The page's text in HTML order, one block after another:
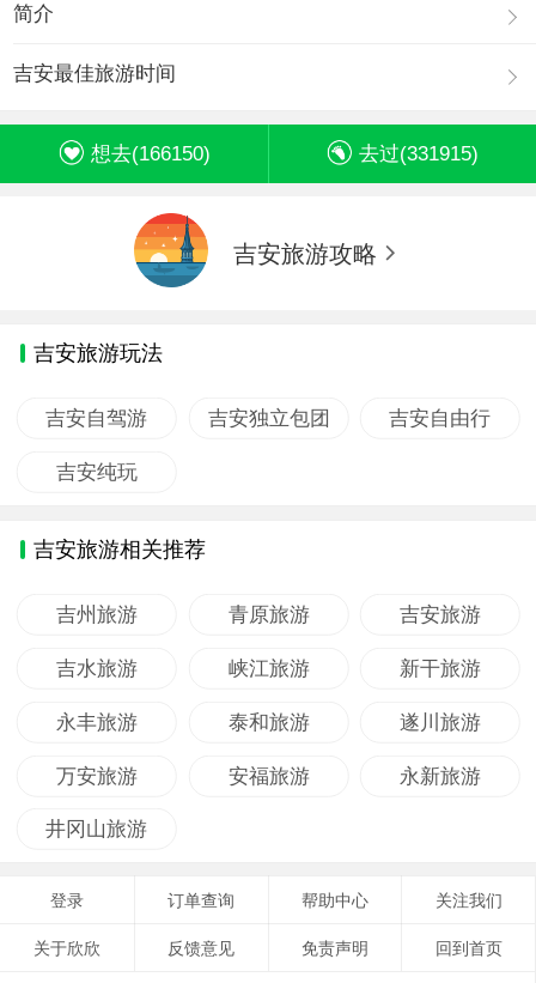
简介
吉安最佳旅游时间
想去(166150) 去过(331915)
吉安旅游攻略
吉安旅游玩法
吉安自驾游 吉安独立包团 吉安自由行
吉安纯玩
吉安旅游相关推荐
吉州旅游 青原旅游 吉安旅游
吉水旅游 峡江旅游 新干旅游
永丰旅游 泰和旅游 遂川旅游
万安旅游 安福旅游 永新旅游
井冈山旅游
登录 订单查询 帮助中心 关注我们
关于欣欣 反馈意见 免责声明 回到首页